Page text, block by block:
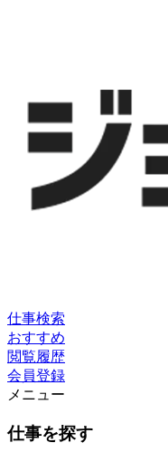
仕事検索
おすすめ
閲覧履歴
会員登録
メニュー
仕事を探す